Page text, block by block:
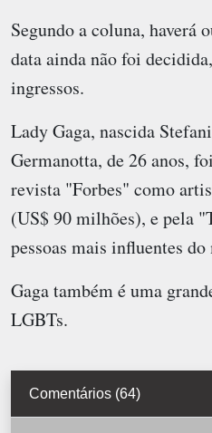
Segundo a coluna, haverá
data ainda não foi
ingressos.
Lady Gaga, nascida
Germanotta, de 26 anos,
revista "Forbes" como
(US$ 90 milhões), e pela
pessoas mais influentes
Gaga também é uma
LGBTs.
Comentários (64)